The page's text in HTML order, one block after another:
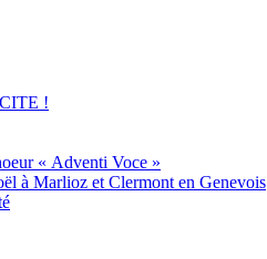
!
« Adventi Voce »
à Marlioz et Clermont en Genevois